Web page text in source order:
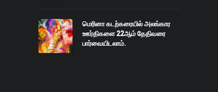
மெரினா கடற்கரையில் அலங்கார
ஊர்திகளை 22ஆம் தேதிவரை
பார்வையிடலாம்.